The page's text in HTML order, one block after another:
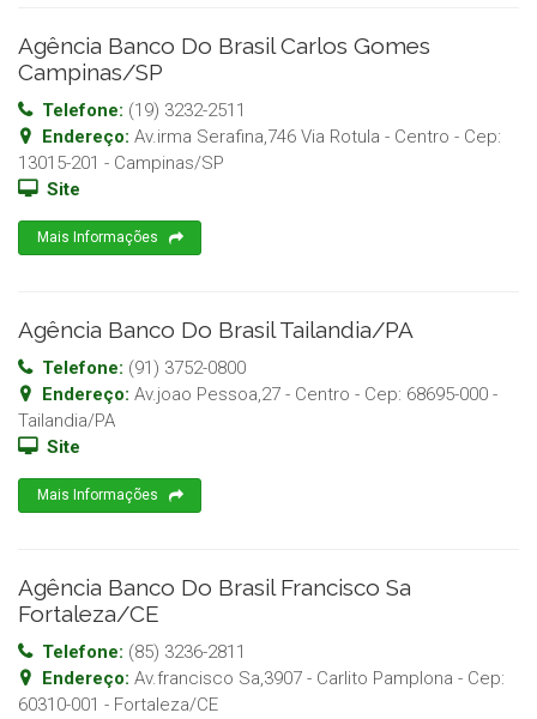
Agência Banco Do Brasil Carlos Gomes
Campinas/SP
Telefone: (19) 3232-2511
Endereço: Av.irma Serafina,746 Via Rotula - Centro - Cep:
13015-201 - Campinas/SP
Site
Mais Informações
Agência Banco Do Brasil Tailandia/PA
Telefone: (91) 3752-0800
Endereço: Av.joao Pessoa,27 - Centro - Cep: 68695-000 -
Tailandia/PA
Site
Mais Informações
Agência Banco Do Brasil Francisco Sa
Fortaleza/CE
Telefone: (85) 3236-2811
Endereço: Av.francisco Sa,3907 - Carlito Pamplona - Cep:
60310-001 - Fortaleza/CE